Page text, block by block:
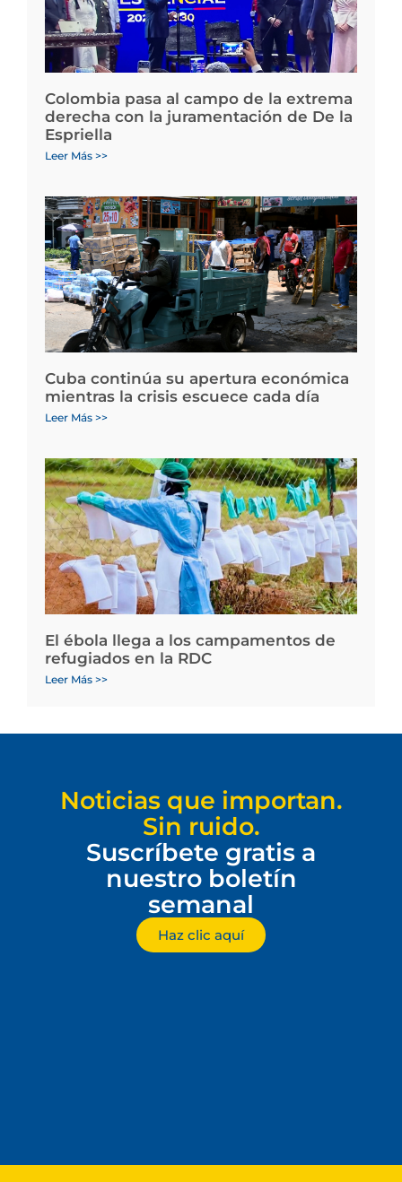
Colombia pasa al campo de la extrema
derecha con la juramentación de De la
Espriella
Leer Más >>
Cuba continúa su apertura económica
mientras la crisis escuece cada día
Leer Más >>
El ébola llega a los campamentos de
refugiados en la RDC
Leer Más >>
Noticias que importan.
Sin ruido.
Suscríbete gratis a
nuestro boletín
semanal
Haz clic aquí